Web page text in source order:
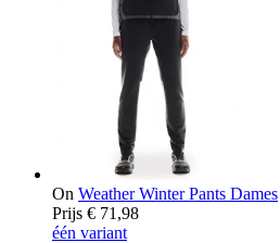
On Weather Winter Pants Dames
Prijs € 71,98
één variant